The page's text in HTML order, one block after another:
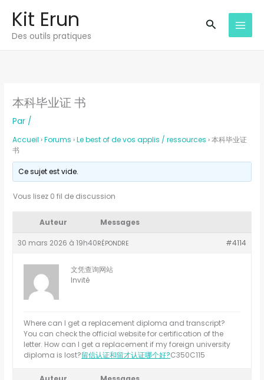
contenu
Kit Erun
Des outils pratiques
本科毕业证 书
Par /
Accueil ›Forums ›Le best of de vos applis / ressources ›本科毕业证
书
Ce sujet est vide.
Vous lisez 0 fil de discussion
Auteur Messages
30 mars 2026 à 19h40 #4114
RÉPONDRE
文凭查询网站
Invité
Where can I get a replacement diploma and transcript?
You can check the official website for certification of the
letter. How can I get a replacement if my foreign university
diploma is lost?留信认证和留才认证哪个好?C350C115